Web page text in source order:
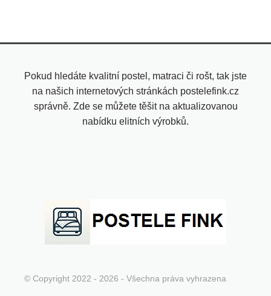
Pokud hledáte kvalitní postel, matraci či rošt, tak jste
na našich internetových stránkách postelefink.cz
správně. Zde se můžete těšit na aktualizovanou
nabídku elitních výrobků.
© Copyright 2022 - 2026 - Všechna práva vyhrazena